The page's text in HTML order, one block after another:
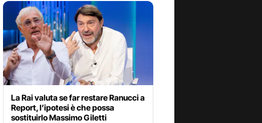
La Rai valuta se far restare Ranucci a
Report, l’ipotesi è che possa
sostituirlo Massimo Giletti